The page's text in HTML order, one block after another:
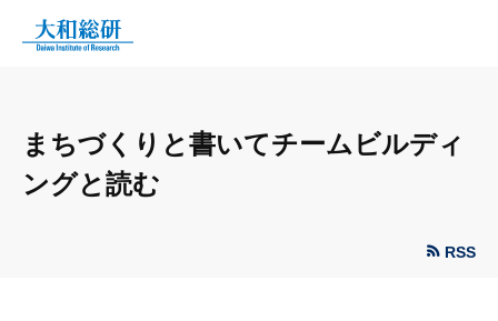
まちづくりと書いてチームビルディ
ングと読む
RSS